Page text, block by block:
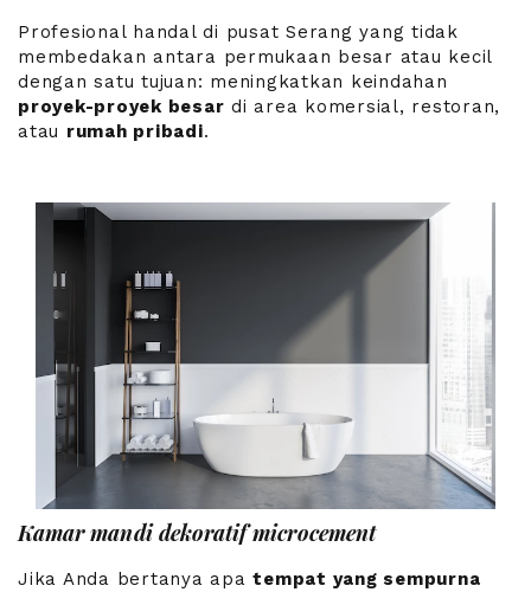
Profesional handal di pusat Serang yang tidak
membedakan antara permukaan besar atau kecil
dengan satu tujuan: meningkatkan keindahan
proyek-proyek besar di area komersial, restoran,
atau rumah pribadi.
Kamar mandi dekoratif microcement
Jika Anda bertanya apatempat yang sempurna